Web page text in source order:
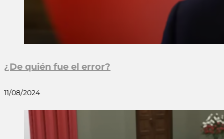
¿De quién fue el error?
11/08/2024